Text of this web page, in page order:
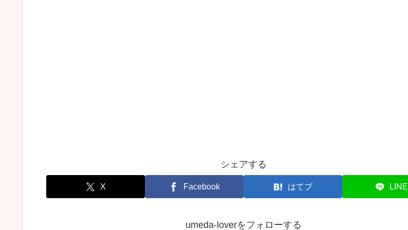
シェアする
X Facebook はてブ LINE
umeda-loverをフォローする